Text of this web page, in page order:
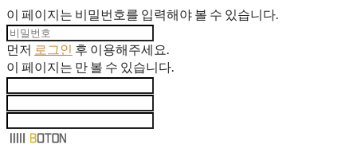
이 페이지는 비밀번호를 입력해야 볼 수 있습니다.
먼저 로그인 후 이용해주세요.
이 페이지는 만 볼 수 있습니다.